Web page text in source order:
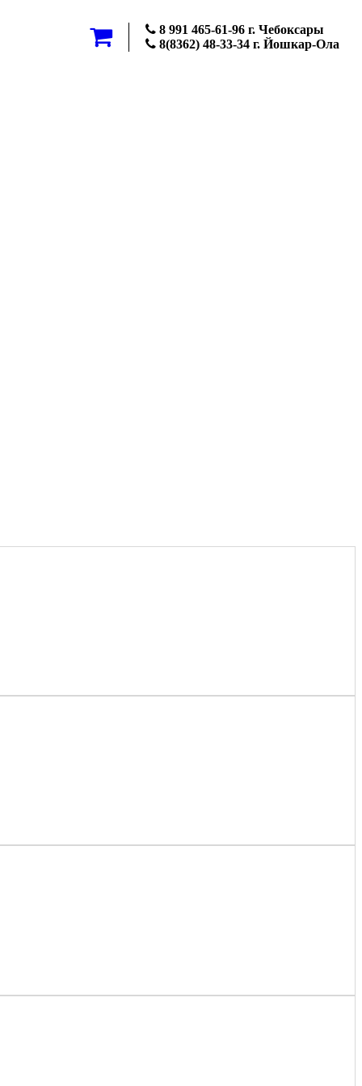
8 991 465-61-96 г. Чебоксары
8(8362) 48-33-34 г. Йошкар-Ола